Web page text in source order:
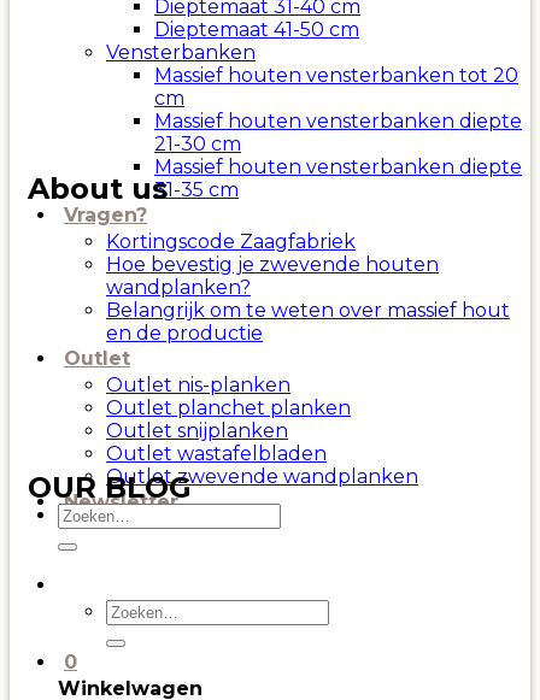
Dieptemaat 31-40 cm
Dieptemaat 41-50 cm
Vensterbanken
Massief houten vensterbanken tot 20
cm
Massief houten vensterbanken diepte
21-30 cm
Massief houten vensterbanken diepte
31-35 cm
Vragen?
Kortingscode Zaagfabriek
Hoe bevestig je zwevende houten
wandplanken?
Belangrijk om te weten over massief hout
en de productie
Outlet
Outlet nis-planken
Outlet planchet planken
Outlet snijplanken
Outlet wastafelbladen
Outlet zwevende wandplanken
Newsletter
Zoeken
naar:
Zoeken
naar:
0
Winkelwagen
About us
OUR BLOG